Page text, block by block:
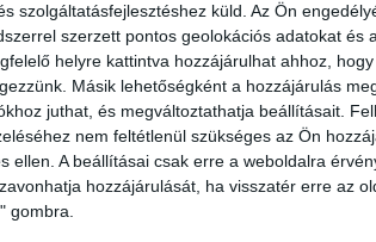
szolgáltatásfejlesztéshez küld. Az Ön
szerzett pontos geolokációs adatokat és
helyre kattintva hozzájárulhat ahhoz,
Másik lehetőségként a hozzájárulás
juthat, és megváltoztathatja beállításait.
nem feltétlenül szükséges az Ön
ellen. A beállításai csak erre a weboldalra
hozzájárulását, ha visszatér erre az
gombra.